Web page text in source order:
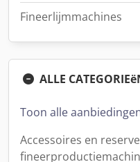
Fineerlijmmachines
ALLE
Toon alle
Accessoires en